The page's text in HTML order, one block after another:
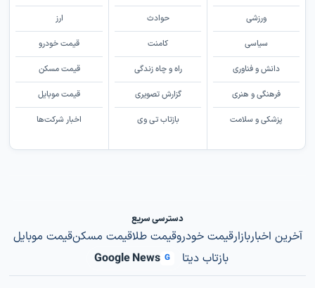
ورزشی
سیاسی
دانش و فناوری
فرهنگی و هنری
پزشکی و سلامت
حوادث
کامنت
راه و چاه زندگی
گزارش تصویری
بازتاب تی وی
ارز
قیمت خودرو
قیمت مسکن
قیمت موبایل
اخبار شرکت‌ها
دسترسی سریع
آخرین اخباربازارقیمت خودروقیمت طلاقیمت مسکنقیمت موبایل
بازتاب دیتا
G
Google News